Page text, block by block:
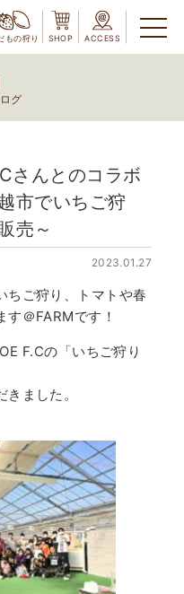
もの狩り SHOP ACCESS
ログ
さんとのコラボ
市でいちご狩
売～
2023.01.27
ちご狩り、トマトや春
＠FARMです！
F.Cの「いちご狩り
ました。